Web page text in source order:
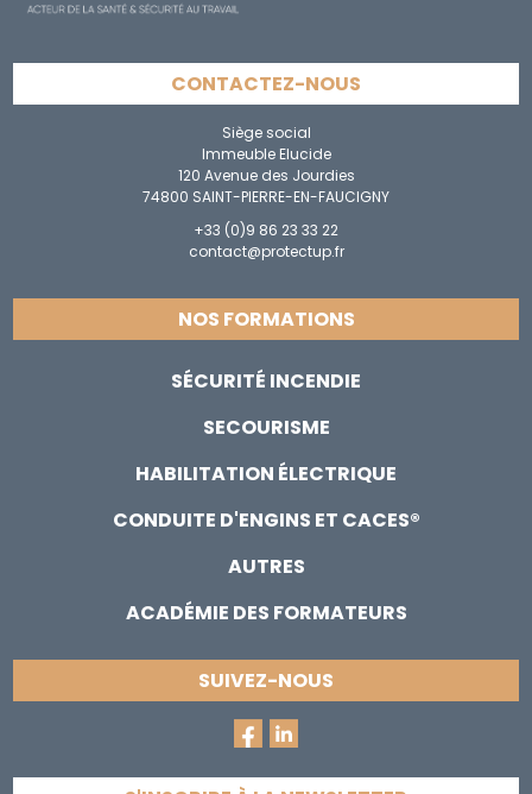
CONTACTEZ-NOUS
Siège social
Immeuble Elucide
120 Avenue des Jourdies
74800 SAINT-PIERRE-EN-FAUCIGNY
+33 (0)9 86 23 33 22
contact@protectup.fr
NOS FORMATIONS
SÉCURITÉ INCENDIE
SECOURISME
HABILITATION ÉLECTRIQUE
CONDUITE D'ENGINS ET CACES®
AUTRES
ACADÉMIE DES FORMATEURS
SUIVEZ-NOUS